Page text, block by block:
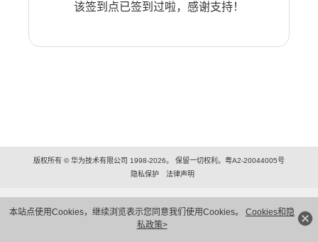
本站点使用Cookies，继续浏览表示您同意我们使用Cookies。 Cookies和隐
私政策>
该签到点已签到过啦，感谢支持！
版权所有 © 华为技术有限公司 1998-2026。 保留一切权利。粤A2-20044005号
隐私保护
法律声明